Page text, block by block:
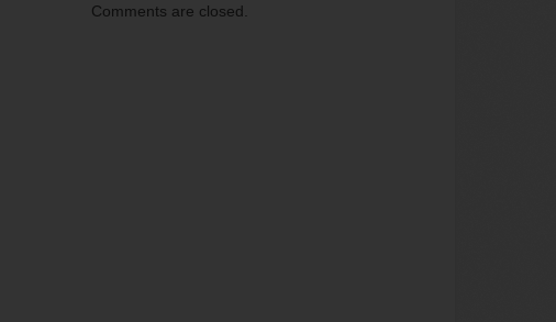
Comments are closed.